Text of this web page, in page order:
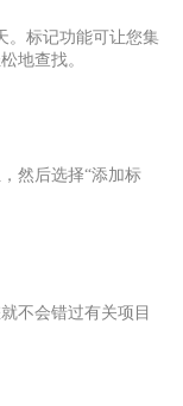
。标记功能可让您集
地查找。
然后选择“添加标
不会错过有关项目